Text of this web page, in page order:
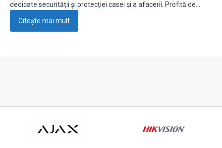
dedicate securității și protecției casei și a afacerii. Profită de…
Citește mai mult